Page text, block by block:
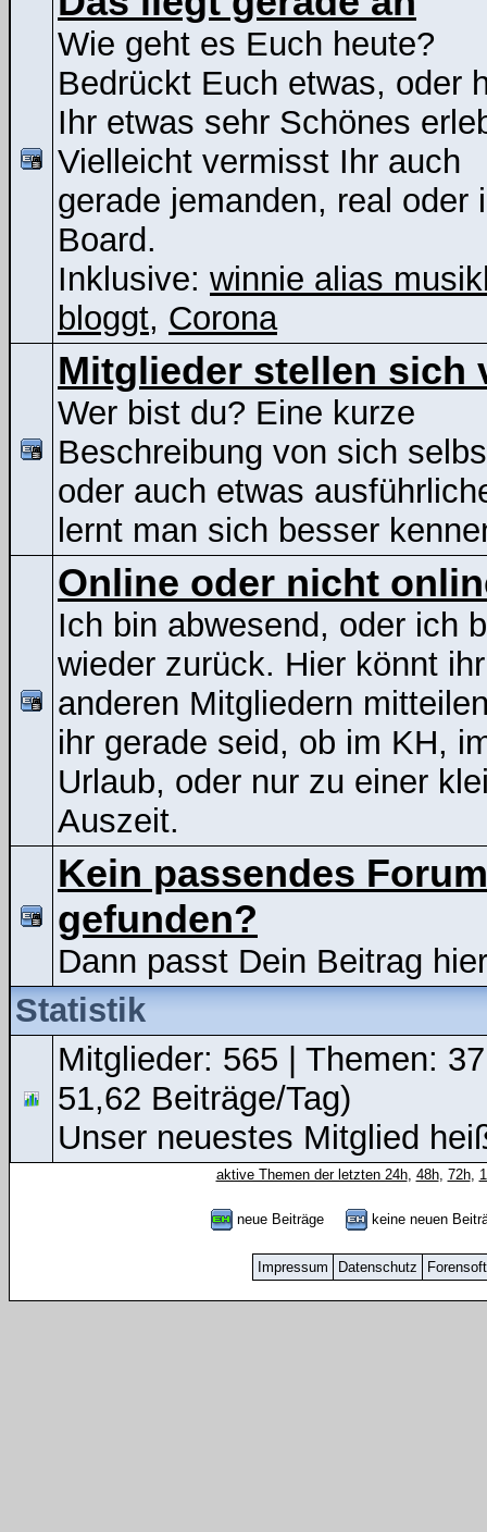
Wie geht es Euch heute?
Bedrückt Euch etwas, oder
Ihr etwas sehr Schönes
Vielleicht vermisst Ihr auch
gerade jemanden, real oder
Board.
Inklusive: winnie alias
bloggt, Corona
Mitglieder stellen sich
Wer bist du? Eine kurze
Beschreibung von sich
oder auch etwas
lernt man sich besser
Online oder nicht
Ich bin abwesend, oder ich
wieder zurück. Hier könnt
anderen Mitgliedern
ihr gerade seid, ob im KH,
Urlaub, oder nur zu einer
Auszeit.
Kein passendes Forum
gefunden?
Dann passt Dein Beitrag
Statistik
Mitglieder: 565 | Themen:
51,62 Beiträge/Tag)
Unser neuestes Mitglied
aktive Themen der letzten 24h, 48h, 72h,
neue Beiträge keine neuen
Impressum Datenschutz